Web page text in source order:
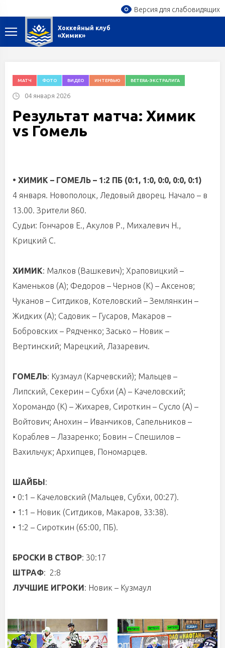
Версия для слабовидящих
Хоккейный клуб
«Химик»
МАТЧ ФОТО ВИДЕО ИНТЕРВЬЮ BETERA-ЭКСТРАЛИГА
04 января 2026
Результат матча: Химик
vs Гомель
• ХИМИК – ГОМЕЛЬ – 1:2 ПБ (0:1, 1:0, 0:0, 0:0, 0:1)
4 января. Новополоцк, Ледовый дворец. Начало – в
13.00. Зрители 860.
Судьи: Гончаров Е., Акулов Р., Михалевич Н.,
Крицкий С.
ХИМИК: Малков (Вашкевич); Храповицкий –
Каменьков (А); Федоров – Чернов (К) – Аксенов;
Чуканов – Ситдиков, Котеловский – Землянкин –
Жидких (А); Садовик – Гусаров, Макаров –
Бобровских – Рядченко; Засько – Новик –
Вертинский; Марецкий, Лазаревич.
ГОМЕЛЬ: Кузмаул (Карчевский); Мальцев –
Липский, Секерин – Субхи (А) – Качеловский;
Хоромандо (К) – Жихарев, Сироткин – Сусло (А) –
Войтович; Анохин – Иванчиков, Сапельников –
Кораблев – Лазаренко; Бовин – Спешилов –
Вахильчук; Архипцев, Пономарцев.
ШАЙБЫ:
• 0:1 – Качеловский (Мальцев, Субхи, 00:27).
• 1:1 – Новик (Ситдиков, Макаров, 33:38).
• 1:2 – Сироткин (65:00, ПБ).
БРОСКИ В СТВОР: 30:17
ШТРАФ: 2:8
ЛУЧШИЕ ИГРОКИ: Новик – Кузмаул